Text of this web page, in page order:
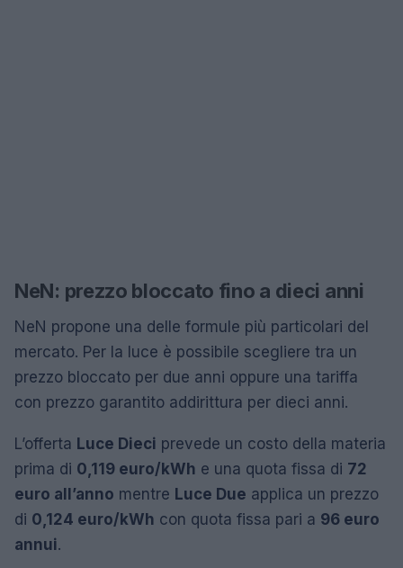
NeN: prezzo bloccato fino a dieci anni
NeN propone una delle formule più particolari del
mercato. Per la luce è possibile scegliere tra un
prezzo bloccato per due anni oppure una tariffa
con prezzo garantito addirittura per dieci anni.
L’offerta Luce Dieci prevede un costo della materia
prima di 0,119 euro/kWh e una quota fissa di 72
euro all’anno mentre Luce Due applica un prezzo
di 0,124 euro/kWh con quota fissa pari a 96 euro
annui.